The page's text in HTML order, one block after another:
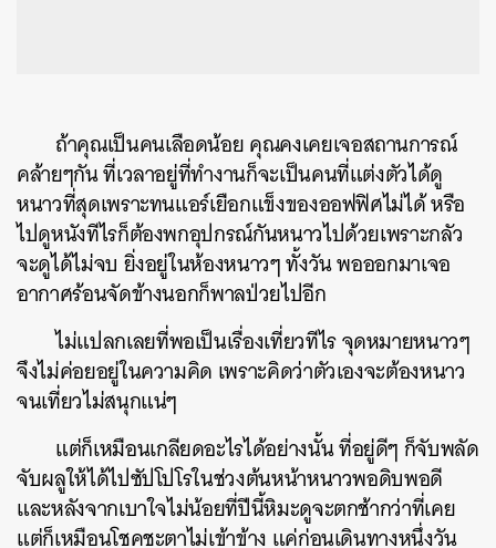
ถ้าคุณเป็นคนเลือดน้อย คุณคงเคยเจอสถานการณ์
คล้ายๆกัน ที่เวลาอยู่ที่ทำงานก็จะเป็นคนที่แต่งตัวได้ดู
หนาวที่สุดเพราะทนแอร์เยือกแข็งของออฟฟิศไม่ได้ หรือ
ไปดูหนังทีไรก็ต้องพกอุปกรณ์กันหนาวไปด้วยเพราะกลัว
จะดูได้ไม่จบ ยิ่งอยู่ในห้องหนาวๆ ทั้งวัน พอออกมาเจอ
อากาศร้อนจัดข้างนอกก็พาลป่วยไปอีก
ไม่แปลกเลยที่พอเป็นเรื่องเที่ยวทีไร จุดหมายหนาวๆ
จึงไม่ค่อยอยู่ในความคิด เพราะคิดว่าตัวเองจะต้องหนาว
จนเที่ยวไม่สนุกแน่ๆ
แต่ก็เหมือนเกลียดอะไรได้อย่างนั้น ที่อยู่ดีๆ ก็จับพลัด
จับผลูให้ได้ไปซัปโปโรในช่วงต้นหน้าหนาวพอดิบพอดี
และหลังจากเบาใจไม่น้อยที่ปีนี้หิมะดูจะตกช้ากว่าที่เคย
แต่ก็เหมือนโชคชะตาไม่เข้าข้าง แค่ก่อนเดินทางหนึ่งวัน